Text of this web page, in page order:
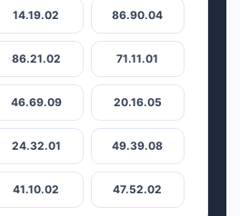
14.19.02 86.90.04
86.21.02 71.11.01
46.69.09 20.16.05
24.32.01 49.39.08
41.10.02 47.52.02